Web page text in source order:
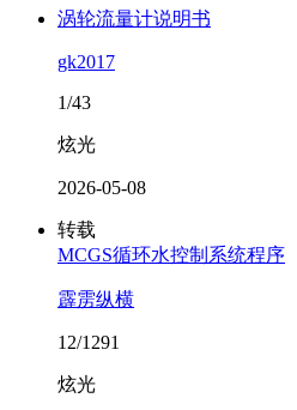
涡轮流量计说明书
gk2017
1/43
炫光
2026-05-08
转载
MCGS循环水控制系统程序
霹雳纵横
12/1291
炫光